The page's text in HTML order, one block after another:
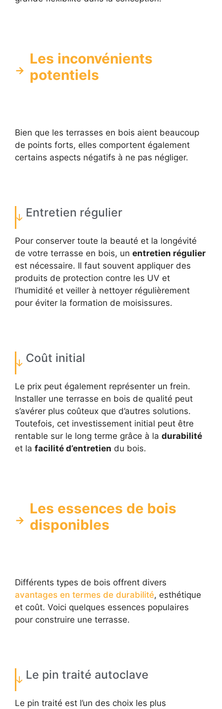
Les inconvénients
potentiels
Bien que les terrasses en bois aient beaucoup
de points forts, elles comportent également
certains aspects négatifs à ne pas négliger.
Entretien régulier
Pour conserver toute la beauté et la longévité
de votre terrasse en bois, un entretien régulier
est nécessaire. Il faut souvent appliquer des
produits de protection contre les UV et
l’humidité et veiller à nettoyer régulièrement
pour éviter la formation de moisissures.
Coût initial
Le prix peut également représenter un frein.
Installer une terrasse en bois de qualité peut
s’avérer plus coûteux que d’autres solutions.
Toutefois, cet investissement initial peut être
rentable sur le long terme grâce à la durabilité
et la facilité d’entretien du bois.
Les essences de bois
disponibles
Différents types de bois offrent divers
avantages en termes de durabilité, esthétique
et coût. Voici quelques essences populaires
pour construire une terrasse.
Le pin traité autoclave
Le pin traité est l’un des choix les plus